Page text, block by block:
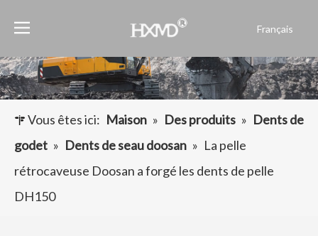
Français
العربية
Pусский
Español
Vous êtes ici: Maison » Des produits » Dents de
godet » Dents de seau doosan » La pelle
rétrocaveuse Doosan a forgé les dents de pelle
DH150